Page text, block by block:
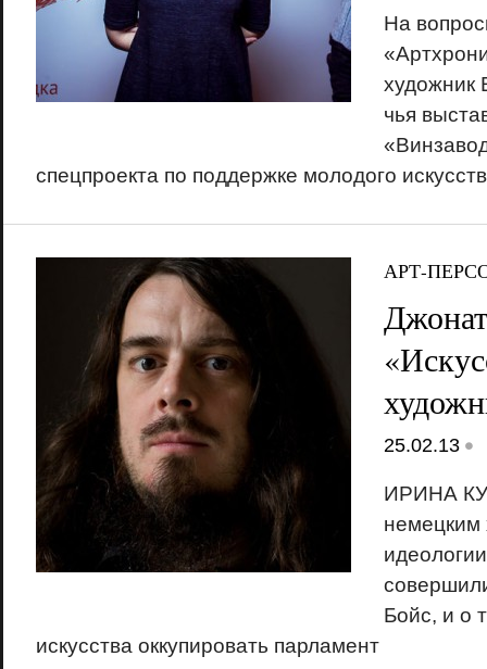
На
художник
чья
спецпроекта по поддержке молодого
АРТ-
25.02.13 •
ИРИНА
немецким
Бойс, и о
искусства оккупировать парламент